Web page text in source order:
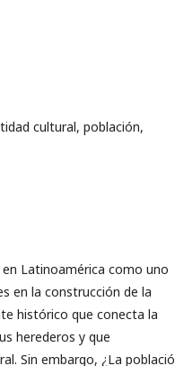
cultural, población,
Latinoamérica como uno
en la construcción de la
histórico que conecta la
herederos y que
Sin embargo, ¿La